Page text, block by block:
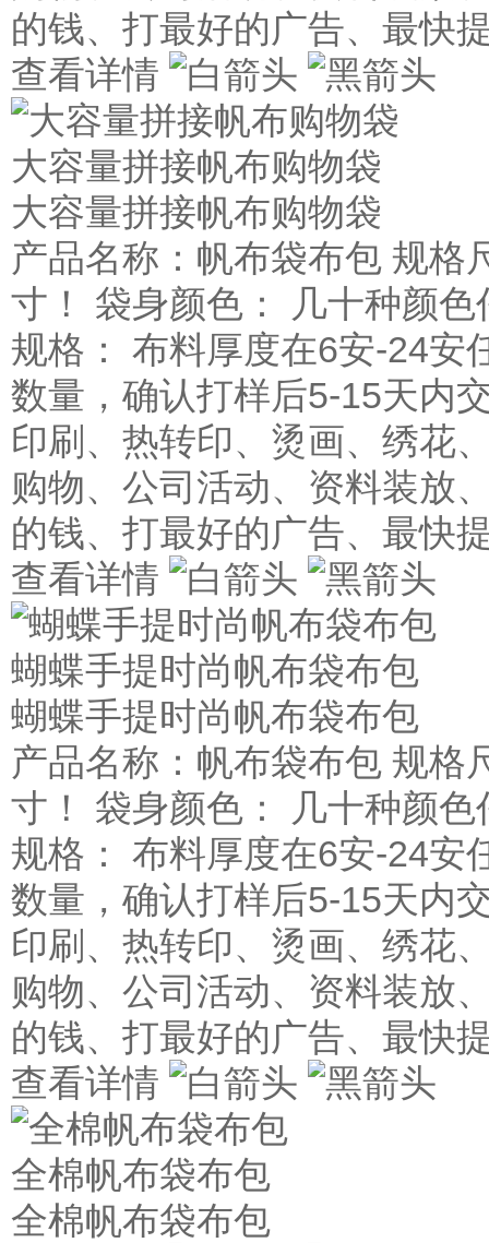
的钱、打最好的广告、最快
查看详情
大容量拼接帆布购物袋
大容量拼接帆布购物袋
产品名称：帆布袋布包 规格
寸！ 袋身颜色： 几十种颜
规格： 布料厚度在6安-24安
数量，确认打样后5-15天内
印刷、热转印、烫画、绣花
购物、公司活动、资料装放
的钱、打最好的广告、最快
查看详情
蝴蝶手提时尚帆布袋布包
蝴蝶手提时尚帆布袋布包
产品名称：帆布袋布包 规格
寸！ 袋身颜色： 几十种颜
规格： 布料厚度在6安-24安
数量，确认打样后5-15天内
印刷、热转印、烫画、绣花
购物、公司活动、资料装放
的钱、打最好的广告、最快
查看详情
全棉帆布袋布包
全棉帆布袋布包